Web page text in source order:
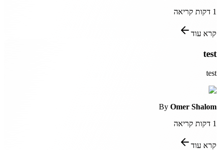
1 דקות קריאה
קרא עוד
test
test
By Omer Shalom
1 דקות קריאה
קרא עוד